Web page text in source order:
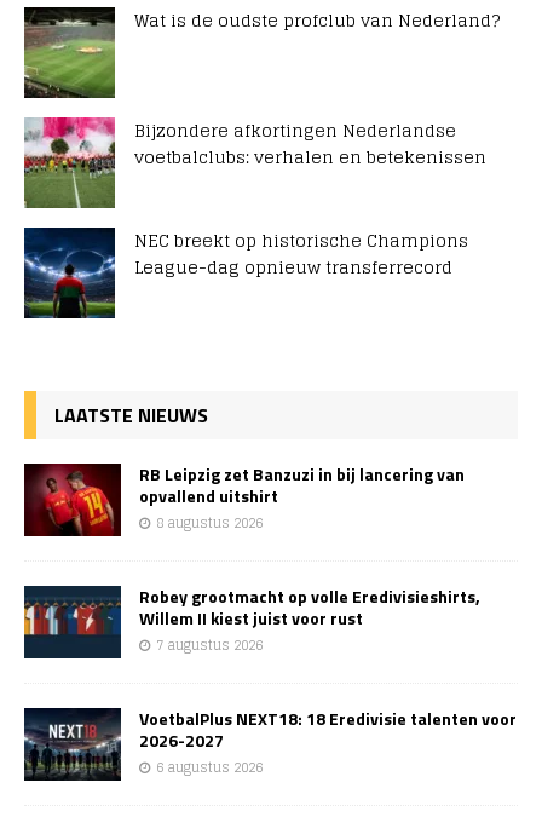
Wat is de oudste profclub van Nederland?
Bijzondere afkortingen Nederlandse
voetbalclubs: verhalen en betekenissen
NEC breekt op historische Champions
League-dag opnieuw transferrecord
LAATSTE NIEUWS
RB Leipzig zet Banzuzi in bij lancering van
opvallend uitshirt
8 augustus 2026
Robey grootmacht op volle Eredivisieshirts,
Willem II kiest juist voor rust
7 augustus 2026
VoetbalPlus NEXT18: 18 Eredivisie talenten voor
2026-2027
6 augustus 2026